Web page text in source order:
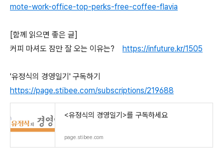
mote-work-office-top-perks-free-coffee-flavia
[함께 읽으면 좋은 글]
커피 마셔도 잠만 잘 오는 이유는? https://infuture.kr/1505
'유정식의 경영일기' 구독하기
https://page.stibee.com/subscriptions/219688
<유정식의 경영일기>를 구독하세요
page.stibee.com